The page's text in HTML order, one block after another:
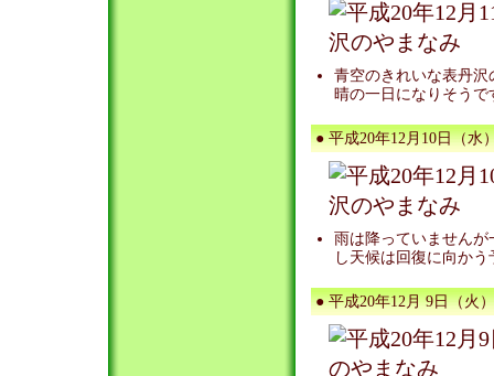
青空のきれいな表丹
晴の一日になりそうで
● 平成20年12月10日（水
雨は降っていません
し天候は回復に向かう
● 平成20年12月 9日（火